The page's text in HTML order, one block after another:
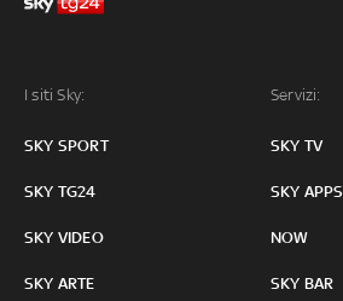
I siti Sky:
SKY SPORT
SKY TG24
SKY VIDEO
SKY ARTE
Servizi:
SKY TV
SKY APPS
NOW
SKY BAR